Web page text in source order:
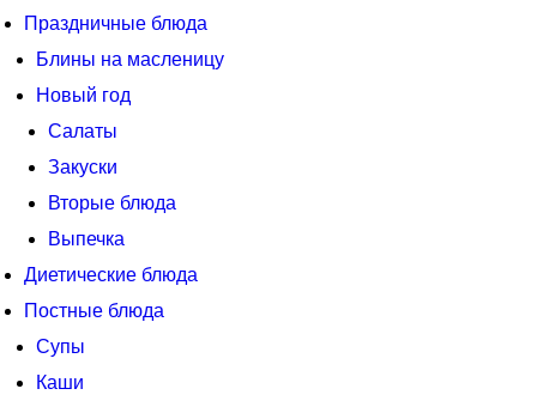
Праздничные блюда
Блины на масленицу
Новый год
Салаты
Закуски
Вторые блюда
Выпечка
Диетические блюда
Постные блюда
Супы
Каши